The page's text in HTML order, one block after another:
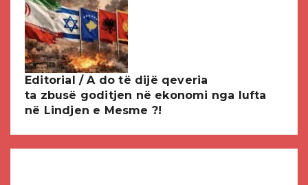
Editorial / A do të dijë qeveria
ta zbusë goditjen në ekonomi nga lufta
në Lindjen e Mesme ?!